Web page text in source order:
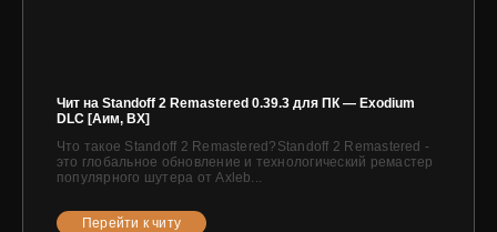
Чит на Standoff 2 Remastered 0.39.3 для ПК — Exodium
DLC [Аим, ВХ]
Что такое Standoff 2 Remastered?Standoff 2 Remastered -
это глобальное обновление и технологический ремастер
популярного шутера от Axleb...
Перейти к читу